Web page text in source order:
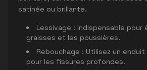
satinée ou brillante.
Lessivage : Indispensable pour
graisses et les poussières.
Rebouchage : Utilisez un
pour les fissures profondes.